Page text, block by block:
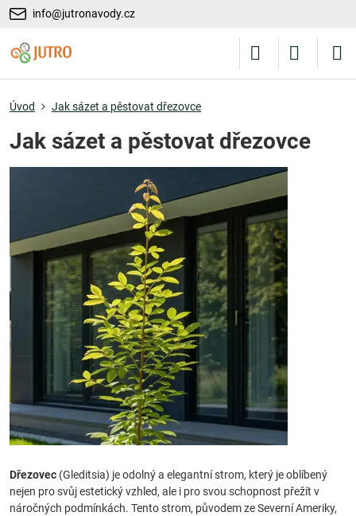
info@jutronavody.cz
Úvod Jak sázet a pěstovat dřezovce
Jak sázet a pěstovat dřezovce
Dřezovec (Gleditsia) je odolný a elegantní strom, který je oblíbený
nejen pro svůj estetický vzhled, ale i pro svou schopnost přežít v
náročných podmínkách. Tento strom, původem ze Severní Ameriky,